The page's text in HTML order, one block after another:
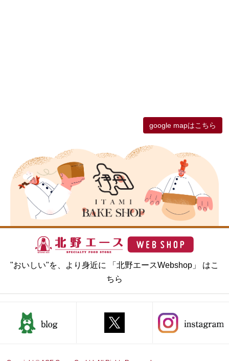
google mapはこちら
"おいしい"を、より身近に 「北野エースWebshop」 はこ
ちら